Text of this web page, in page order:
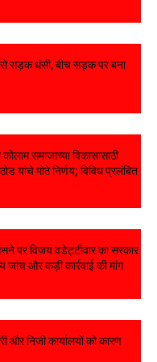
से सड़क धंसी, बीच सड़क पर बना
समाजाच्या विकासासाठी
यांचे मोठे निर्णय; विविध प्रलंबित
पर विजय वडेट्टीवार का सरकार
जांच और कड़ी कार्रवाई की मांग
और निजी कार्यालयों को कारण